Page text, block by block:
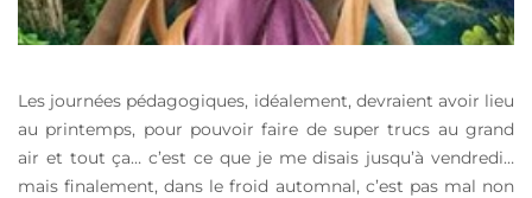
Les journées pédagogiques, idéalement, devraient avoir lieu
au printemps, pour pouvoir faire de super trucs au grand
air et tout ça… c’est ce que je me disais jusqu’à vendredi…
mais finalement, dans le froid automnal, c’est pas mal non